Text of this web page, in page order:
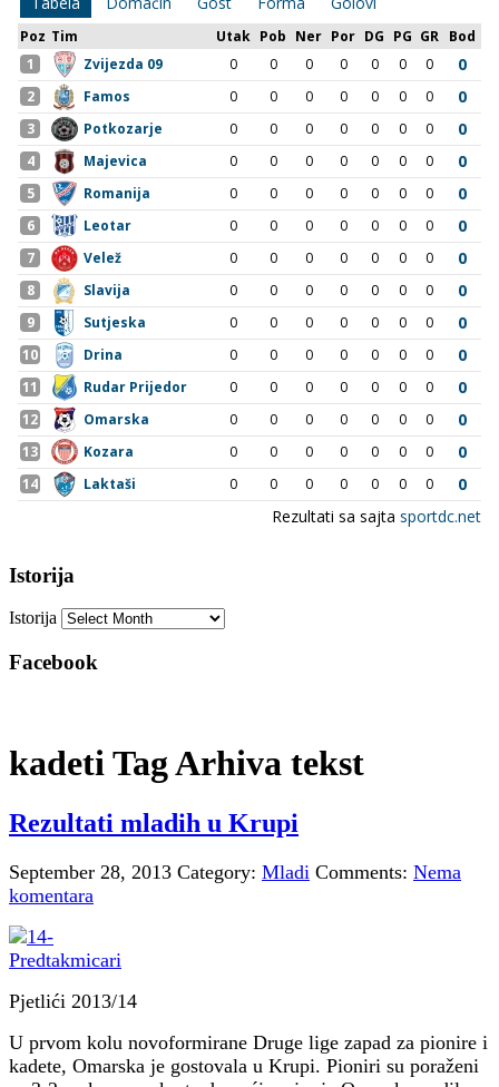
Istorija
Istorija
Facebook
kadeti Tag Arhiva tekst
Rezultati mladih u Krupi
September 28, 2013 Category: Mladi Comments: Nema
komentara
Pjetlići 2013/14
U prvom kolu novoformirane Druge lige zapad za pionire i
kadete, Omarska je gostovala u Krupi. Pioniri su poraženi